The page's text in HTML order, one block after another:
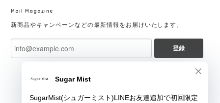
Mail Magazine
新商品やキャンペーンなどの最新情報をお届けいたします。
登録